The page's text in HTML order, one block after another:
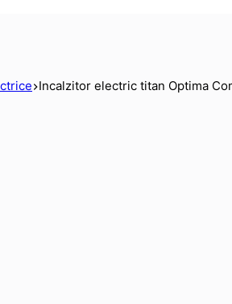
Incalzitor electric titan Optima